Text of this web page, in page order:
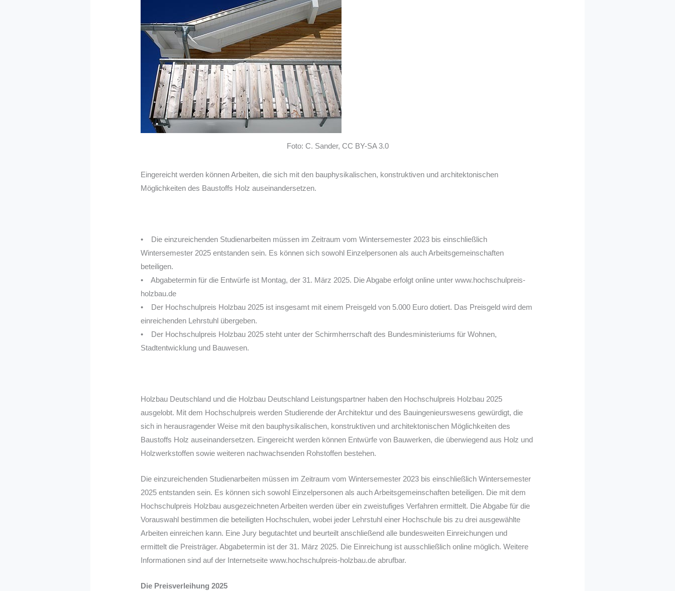
Foto: C. Sander, CC BY-SA 3.0
Eingereicht werden können Arbeiten, die sich mit den bauphysikalischen, konstruktiven und architektonischen
Möglichkeiten des Baustoffs Holz auseinandersetzen.
• Die einzureichenden Studienarbeiten müssen im Zeitraum vom Wintersemester 2023 bis einschließlich
Wintersemester 2025 entstanden sein. Es können sich sowohl Einzelpersonen als auch Arbeitsgemeinschaften
beteiligen.
• Abgabetermin für die Entwürfe ist Montag, der 31. März 2025. Die Abgabe erfolgt online unter www.hochschulpreis-
holzbau.de
• Der Hochschulpreis Holzbau 2025 ist insgesamt mit einem Preisgeld von 5.000 Euro dotiert. Das Preisgeld wird dem
einreichenden Lehrstuhl übergeben.
• Der Hochschulpreis Holzbau 2025 steht unter der Schirmherrschaft des Bundesministeriums für Wohnen,
Stadtentwicklung und Bauwesen.
Holzbau Deutschland und die Holzbau Deutschland Leistungspartner haben den Hochschulpreis Holzbau 2025
ausgelobt. Mit dem Hochschulpreis werden Studierende der Architektur und des Bauingenieurswesens gewürdigt, die
sich in herausragender Weise mit den bauphysikalischen, konstruktiven und architektonischen Möglichkeiten des
Baustoffs Holz auseinandersetzen. Eingereicht werden können Entwürfe von Bauwerken, die überwiegend aus Holz und
Holzwerkstoffen sowie weiteren nachwachsenden Rohstoffen bestehen.
Die einzureichenden Studienarbeiten müssen im Zeitraum vom Wintersemester 2023 bis einschließlich Wintersemester
2025 entstanden sein. Es können sich sowohl Einzelpersonen als auch Arbeitsgemeinschaften beteiligen. Die mit dem
Hochschulpreis Holzbau ausgezeichneten Arbeiten werden über ein zweistufiges Verfahren ermittelt. Die Abgabe für die
Vorauswahl bestimmen die beteiligten Hochschulen, wobei jeder Lehrstuhl einer Hochschule bis zu drei ausgewählte
Arbeiten einreichen kann. Eine Jury begutachtet und beurteilt anschließend alle bundesweiten Einreichungen und
ermittelt die Preisträger. Abgabetermin ist der 31. März 2025. Die Einreichung ist ausschließlich online möglich. Weitere
Informationen sind auf der Internetseite www.hochschulpreis-holzbau.de abrufbar.
Die Preisverleihung 2025